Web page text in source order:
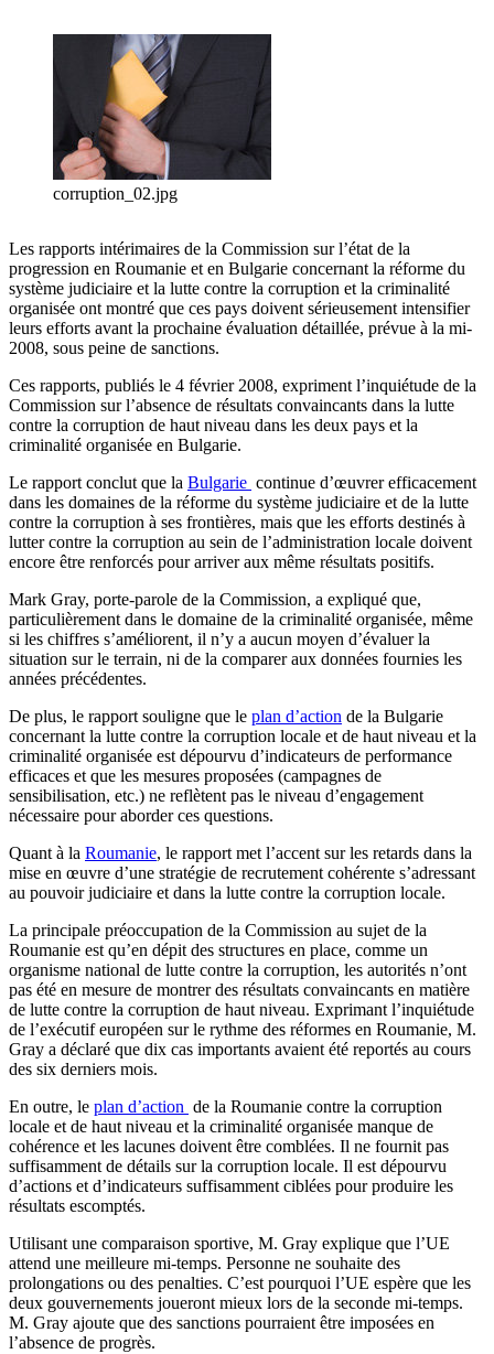
corruption_02.jpg
Les rapports intérimaires de la Commission sur l’état de la
progression en Roumanie et en Bulgarie concernant la réforme du
système judiciaire et la lutte contre la corruption et la criminalité
organisée ont montré que ces pays doivent sérieusement intensifier
leurs efforts avant la prochaine évaluation détaillée, prévue à la mi-
2008, sous peine de sanctions.
Ces rapports, publiés le 4 février 2008, expriment l’inquiétude de la
Commission sur l’absence de résultats convaincants dans la lutte
contre la corruption de haut niveau dans les deux pays et la
criminalité organisée en Bulgarie.
Le rapport conclut que la Bulgarie continue d’œuvrer efficacement
dans les domaines de la réforme du système judiciaire et de la lutte
contre la corruption à ses frontières, mais que les efforts destinés à
lutter contre la corruption au sein de l’administration locale doivent
encore être renforcés pour arriver aux même résultats positifs.
Mark Gray, porte-parole de la Commission, a expliqué que,
particulièrement dans le domaine de la criminalité organisée, même
si les chiffres s’améliorent, il n’y a aucun moyen d’évaluer la
situation sur le terrain, ni de la comparer aux données fournies les
années précédentes.
De plus, le rapport souligne que le plan d’action de la Bulgarie
concernant la lutte contre la corruption locale et de haut niveau et la
criminalité organisée est dépourvu d’indicateurs de performance
efficaces et que les mesures proposées (campagnes de
sensibilisation, etc.) ne reflètent pas le niveau d’engagement
nécessaire pour aborder ces questions.
Quant à la Roumanie, le rapport met l’accent sur les retards dans la
mise en œuvre d’une stratégie de recrutement cohérente s’adressant
au pouvoir judiciaire et dans la lutte contre la corruption locale.
La principale préoccupation de la Commission au sujet de la
Roumanie est qu’en dépit des structures en place, comme un
organisme national de lutte contre la corruption, les autorités n’ont
pas été en mesure de montrer des résultats convaincants en matière
de lutte contre la corruption de haut niveau. Exprimant l’inquiétude
de l’exécutif européen sur le rythme des réformes en Roumanie, M.
Gray a déclaré que dix cas importants avaient été reportés au cours
des six derniers mois.
En outre, le plan d’action de la Roumanie contre la corruption
locale et de haut niveau et la criminalité organisée manque de
cohérence et les lacunes doivent être comblées. Il ne fournit pas
suffisamment de détails sur la corruption locale. Il est dépourvu
d’actions et d’indicateurs suffisamment ciblées pour produire les
résultats escomptés.
Utilisant une comparaison sportive, M. Gray explique que l’UE
attend une meilleure mi-temps. Personne ne souhaite des
prolongations ou des penalties. C’est pourquoi l’UE espère que les
deux gouvernements joueront mieux lors de la seconde mi-temps.
M. Gray ajoute que des sanctions pourraient être imposées en
l’absence de progrès.